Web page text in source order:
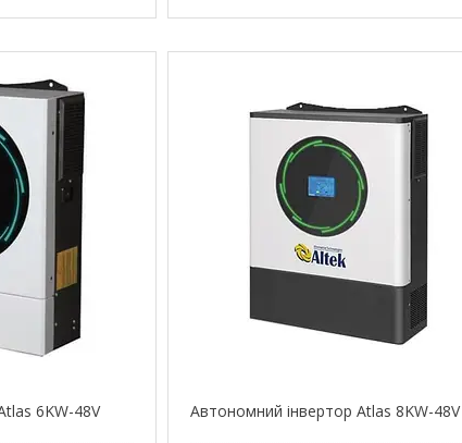
6KW-48V Автономний інвертор Atlas 8KW-48V